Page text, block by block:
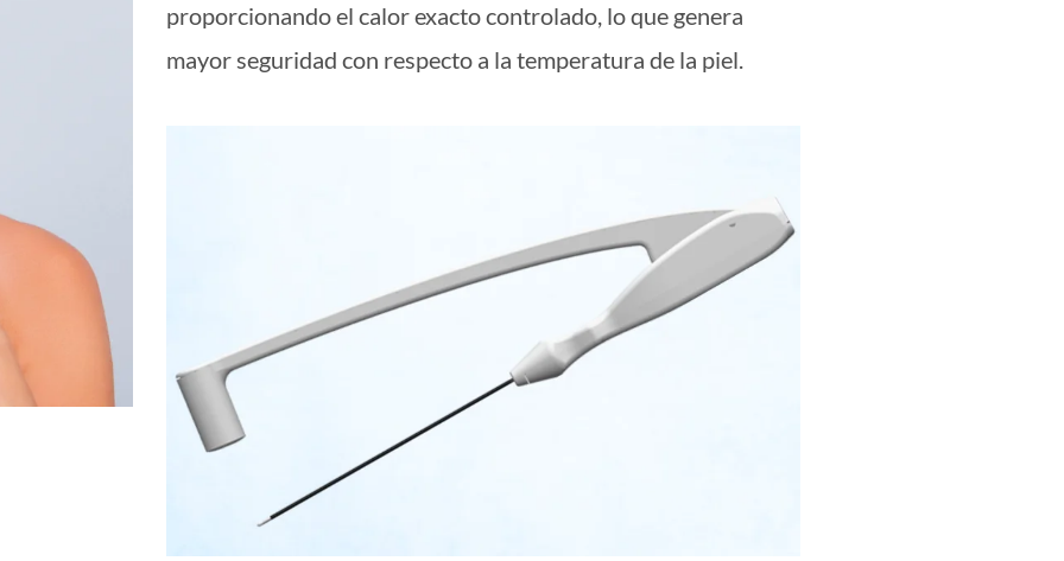
proporcionando el calor exacto controlado, lo que genera
mayor seguridad con respecto a la temperatura de la piel.